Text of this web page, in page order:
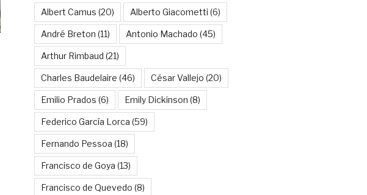
Albert Camus (20) Alberto Giacometti (6)
André Breton (11) Antonio Machado (45)
Arthur Rimbaud (21)
Charles Baudelaire (46) César Vallejo (20)
Emilio Prados (6) Emily Dickinson (8)
Federico García Lorca (59)
Fernando Pessoa (18)
Francisco de Goya (13)
Francisco de Quevedo (8)